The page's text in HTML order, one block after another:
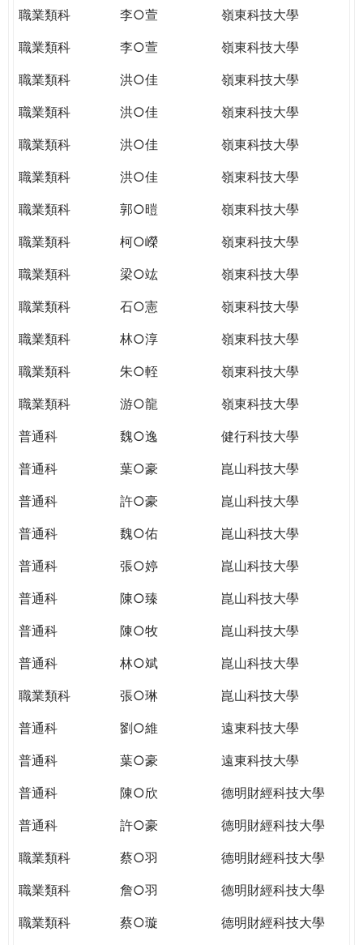
職業類科
李○萱
嶺東科技大學
職業類科
李○萱
嶺東科技大學
職業類科
洪○佳
嶺東科技大學
職業類科
洪○佳
嶺東科技大學
職業類科
洪○佳
嶺東科技大學
職業類科
洪○佳
嶺東科技大學
職業類科
郭○暟
嶺東科技大學
職業類科
柯○嶸
嶺東科技大學
職業類科
梁○竑
嶺東科技大學
職業類科
石○憲
嶺東科技大學
職業類科
林○淳
嶺東科技大學
職業類科
朱○輊
嶺東科技大學
職業類科
游○龍
嶺東科技大學
普通科
魏○逸
健行科技大學
普通科
葉○豪
崑山科技大學
普通科
許○豪
崑山科技大學
普通科
魏○佑
崑山科技大學
普通科
張○婷
崑山科技大學
普通科
陳○臻
崑山科技大學
普通科
陳○牧
崑山科技大學
普通科
林○斌
崑山科技大學
職業類科
張○琳
崑山科技大學
普通科
劉○維
遠東科技大學
普通科
葉○豪
遠東科技大學
普通科
陳○欣
德明財經科技大學
普通科
許○豪
德明財經科技大學
職業類科
蔡○羽
德明財經科技大學
職業類科
詹○羽
德明財經科技大學
職業類科
蔡○璇
德明財經科技大學